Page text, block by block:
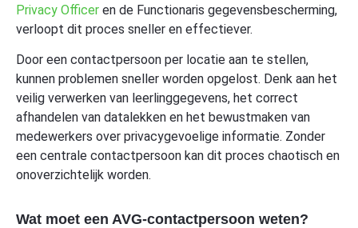
Privacy Officer en de Functionaris gegevensbescherming,
verloopt dit proces sneller en effectiever.
Door een contactpersoon per locatie aan te stellen,
kunnen problemen sneller worden opgelost. Denk aan het
veilig verwerken van leerlinggegevens, het correct
afhandelen van datalekken en het bewustmaken van
medewerkers over privacygevoelige informatie. Zonder
een centrale contactpersoon kan dit proces chaotisch en
onoverzichtelijk worden.
Wat moet een AVG-contactpersoon weten?